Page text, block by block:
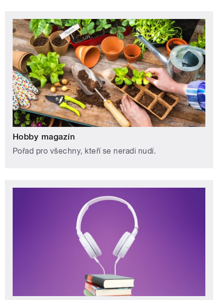
Hobby magazín
Pořad pro všechny, kteří se neradi nudí.